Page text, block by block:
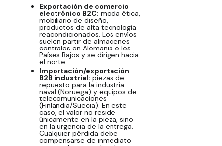
Exportación de comercio
electrónico B2C: moda ética,
mobiliario de diseño,
productos de alta tecnología
reacondicionados. Los envíos
suelen partir de almacenes
centrales en Alemania o los
Países Bajos y se dirigen hacia
el norte.
Importación/exportación
B2B industrial: piezas de
repuesto para la industria
naval (Noruega) y equipos de
telecomunicaciones
(Finlandia/Suecia). En este
caso, el valor no reside
únicamente en la pieza, sino
en la urgencia de la entrega.
Cualquier pérdida debe
compensarse de inmediato